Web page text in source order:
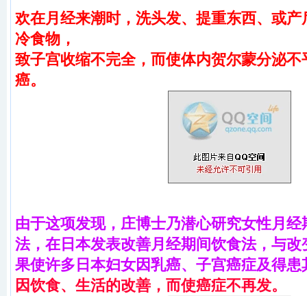
欢在月经来潮时，洗头发、提重东西、或
冷食物，
致子宫收缩不完全，而使体内贺尔蒙分泌
癌。
由于这项发现，庄博士乃潜心研究女性月
法，在日本发表改善月经期间饮食法，与
果使许多日本妇女因乳癌、子宫癌症及得
因饮食、生活的改善，而使癌症不再发。